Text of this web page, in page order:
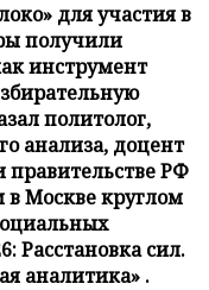
для участия в
получили
инструмент
политолог,
анализа, доцент
правительстве РФ
Москве круглом
Расстановка сил.
аналитика» .